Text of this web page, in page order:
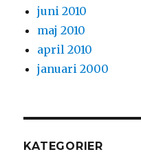
juni 2010
maj 2010
april 2010
januari 2000
KATEGORIER